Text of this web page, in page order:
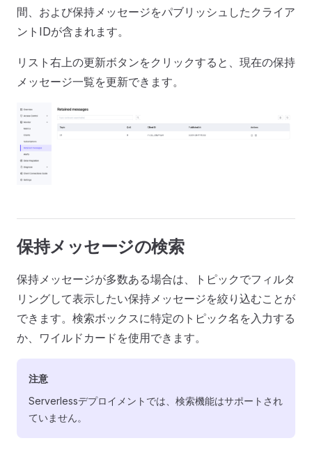
間、および保持メッセージをパブリッシュしたクライア
ントIDが含まれます。
リスト右上の更新ボタンをクリックすると、現在の保持
メッセージ一覧を更新できます。
保持メッセージの検索
保持メッセージが多数ある場合は、トピックでフィルタ
リングして表示したい保持メッセージを絞り込むことが
できます。検索ボックスに特定のトピック名を入力する
か、ワイルドカードを使用できます。
注意
Serverlessデプロイメントでは、検索機能はサポートされ
ていません。